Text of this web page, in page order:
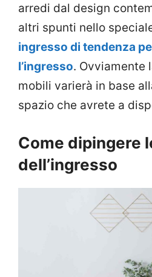
arredi dal design
altri spunti nello
ingresso di tendenza
l’ingresso. Ovviamente
mobili varierà in base
spazio che avrete a
Come dipingere
dell’ingresso